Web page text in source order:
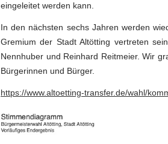
eingeleitet werden kann.
In den nächsten sechs Jahren werden
Gremium der Stadt Altötting vertreten
Nennhuber und Reinhard Reitmeier. Wir
Bürgerinnen und Bürger.
https://www.altoetting-transfer.de/wahl/